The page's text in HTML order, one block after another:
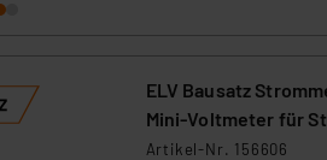
ELV Bausatz
Mini-Voltmeter für
Artikel-Nr. 156606